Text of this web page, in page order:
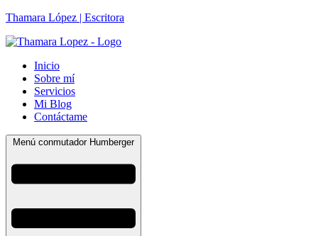
Thamara López | Escritora
Inicio
Sobre mí
Servicios
Mi Blog
Contáctame
Menú conmutador Humberger